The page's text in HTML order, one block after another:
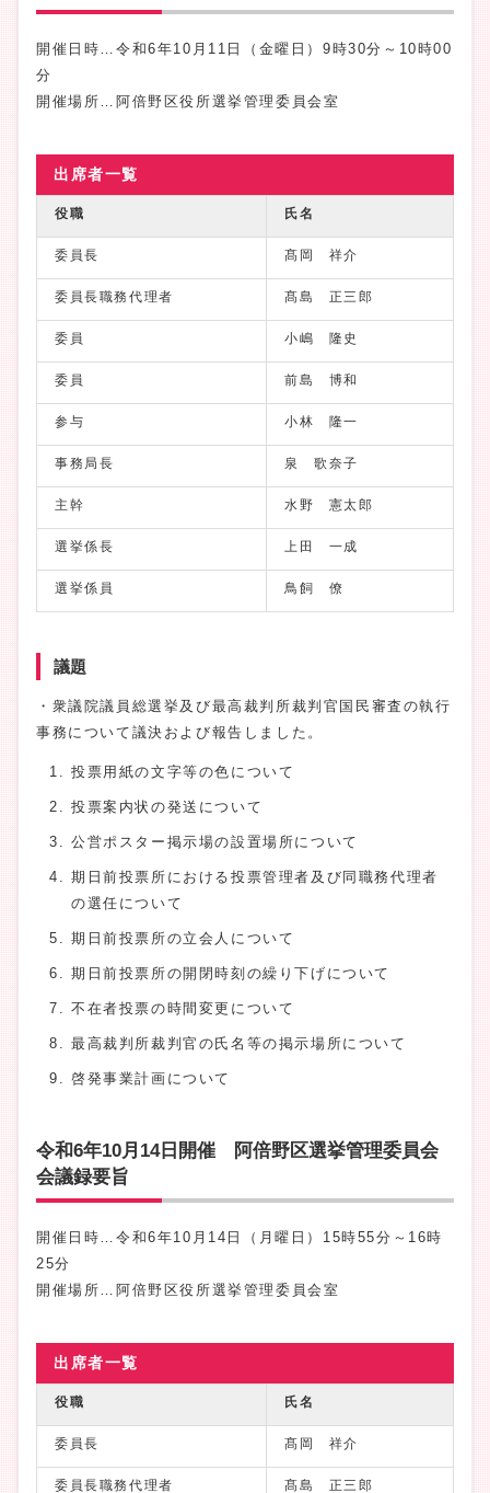
開催日時…令和6年10月11日（金曜日）9時30分～10時00
分
開催場所…阿倍野区役所選挙管理委員会室
出席者一覧
役職 氏名
委員長 髙岡 祥介
委員長職務代理者 髙島 正三郎
委員 小嶋 隆史
委員 前島 博和
参与 小林 隆一
事務局長 泉 歌奈子
主幹 水野 憲太郎
選挙係長 上田 一成
選挙係員 鳥飼 僚
議題
・衆議院議員総選挙及び最高裁判所裁判官国民審査の執行
事務について議決および報告しました。
投票用紙の文字等の色について
投票案内状の発送について
公営ポスター掲示場の設置場所について
期日前投票所における投票管理者及び同職務代理者
の選任について
期日前投票所の立会人について
期日前投票所の開閉時刻の繰り下げについて
不在者投票の時間変更について
最高裁判所裁判官の氏名等の掲示場所について
啓発事業計画について
令和6年10月14日開催 阿倍野区選挙管理委員会
会議録要旨
開催日時…令和6年10月14日（月曜日）15時55分～16時
25分
開催場所…阿倍野区役所選挙管理委員会室
出席者一覧
役職 氏名
委員長 髙岡 祥介
委員長職務代理者 髙島 正三郎